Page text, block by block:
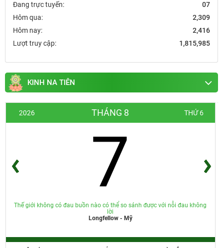
Đang trực tuyến:
07
Hôm qua:
2,309
Hôm nay:
2,416
Lượt truy cập:
1,815,985
KINH NA TIÊN
2026 THÁNG 8 THỨ 6
7
Thế giới không có đau buồn nào có thể so sánh được với nỗi đau không
lời
Longfellow - Mỹ